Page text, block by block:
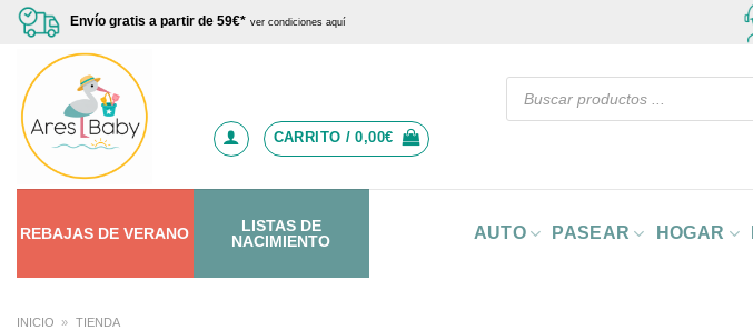
Saltar
contenido
Envío gratis a partir de 59€* ver condiciones aquí
Búsqueda
CARRITO /0,00€
REBAJAS DEVERANO
LISTAS DE
NACIMIENTO
AUTO PASEAR HOGAR
INICIO » TIENDA